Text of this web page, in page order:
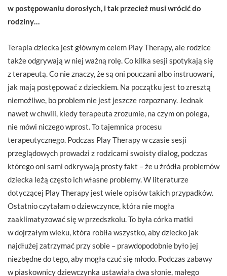
w postępowaniu dorosłych, i tak przecież musi wrócić do
rodziny…
Terapia dziecka jest głównym celem Play Therapy, ale rodzice
także odgrywają w niej ważną rolę. Co kilka sesji spotykają się
z terapeutą. Co nie znaczy, że są oni pouczani albo instruowani,
jak mają postępować z dzieckiem. Na początku jest to zresztą
niemożliwe, bo problem nie jest jeszcze rozpoznany. Jednak
nawet w chwili, kiedy terapeuta zrozumie, na czym on polega,
nie mówi niczego wprost. To tajemnica procesu
terapeutycznego. Podczas Play Therapy w czasie sesji
przeglądowych prowadzi z rodzicami swoisty dialog, podczas
którego oni sami odkrywają prosty fakt – że u źródła problemów
dziecka leżą często ich własne problemy. W literaturze
dotyczącej Play Therapy jest wiele opisów takich przypadków.
Ostatnio czytałam o dziewczynce, która nie mogła
zaaklimatyzować się w przedszkolu. To była córka matki
w dojrzałym wieku, która robiła wszystko, aby dziecko jak
najdłużej zatrzymać przy sobie – prawdopodobnie było jej
niezbędne do tego, aby mogła czuć się młodo. Podczas zabawy
w piaskownicy dziewczynka ustawiała dwa słonie, małego